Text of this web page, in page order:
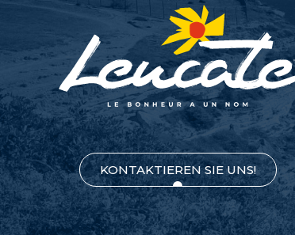
KONTAKTIEREN SIE UNS!